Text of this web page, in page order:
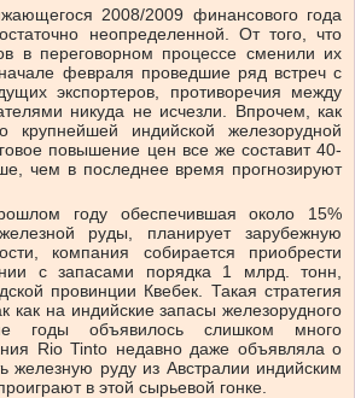
2008/2009 финансового года
неопределенной. От того, что
в переговорном процессе сменили их
февраля проведшие ряд встреч с
экспортеров, противоречия между
никуда не исчезли. Впрочем, как
крупнейшей индийской железорудной
повышение цен все же составит 40-
чем в последнее время прогнозируют
году обеспечившая около 15%
руды, планирует зарубежную
компания собирается приобрести
с запасами порядка 1 млрд. тонн,
провинции Квебек. Такая стратегия
как на индийские запасы железорудного
годы объявилось слишком много
Rio Tinto недавно даже объявляла о
железную руду из Австралии индийским
в этой сырьевой гонке.